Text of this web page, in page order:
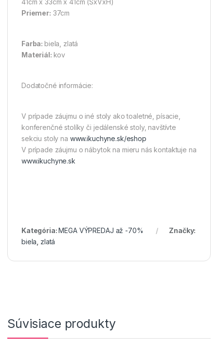
41cm x 33cm x 41cm (ŠxVxH)
Priemer: 37cm
Farba:biela, zlatá
Materiál: kov
Dodatočné informácie:
V prípade záujmu o iné stoly ako toaletné, písacie,
konferenčné stolíky či jedálenské stoly, navštívte
sekciu stoly na www.ikuchyne.sk/eshop
V prípade záujmu o nábytok na mieru nás kontaktuje na
www.ikuchyne.sk
Kategória:MEGA VÝPREDAJ až -70%
Značky:
biela zlatá
Súvisiace produkty